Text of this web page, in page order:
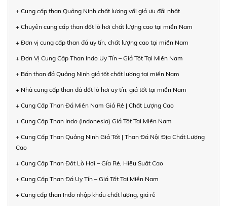
+ Cung cấp than Quảng Ninh chất lượng với giá ưu đãi nhất
+ Chuyên cung cấp than đốt lò hơi chất lượng cao tại miền Nam
+ Đơn vị cung cấp than đá uy tín, chất lượng cao tại miền Nam
+ Đơn Vị Cung Cấp Than Indo Uy Tín – Giá Tốt Tại Miền Nam
+ Bán than đá Quảng Ninh giá tốt chất lượng tại miền Nam
+ Nhà cung cấp than đá đốt lò hơi uy tín, giá tốt tại miền Nam
+ Cung Cấp Than Đá Miền Nam Giá Rẻ | Chất Lượng Cao
+ Cung Cấp Than Indo (Indonesia) Giá Tốt Tại Miền Nam
+ Cung Cấp Than Quảng Ninh Giá Tốt | Than Đá Nội Địa Chất Lượng
Cao
+ Cung Cấp Than Đốt Lò Hơi – Gía Rẻ, Hiệu Suất Cao
+ Cung Cấp Than Đá Uy Tín – Giá Tốt Tại Miền Nam
+ Cung cấp than Indo nhập khẩu chất lượng, giá rẻ